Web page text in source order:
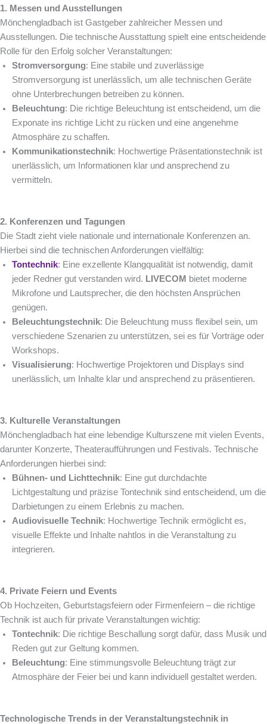
1. Messen und Ausstellungen
Mönchengladbach ist Gastgeber zahlreicher Messen und
Ausstellungen. Die technische Ausstattung spielt eine entscheidende
Rolle für den Erfolg solcher Veranstaltungen:
Stromversorgung: Eine stabile und zuverlässige
Stromversorgung ist unerlässlich, um alle technischen Geräte
ohne Unterbrechungen betreiben zu können.
Beleuchtung: Die richtige Beleuchtung ist entscheidend, um die
Exponate ins richtige Licht zu rücken und eine angenehme
Atmosphäre zu schaffen.
Kommunikationstechnik: Hochwertige Präsentationstechnik ist
unerlässlich, um Informationen klar und ansprechend zu
vermitteln.
2. Konferenzen und Tagungen
Die Stadt zieht viele nationale und internationale Konferenzen an.
Hierbei sind die technischen Anforderungen vielfältig:
Tontechnik: Eine exzellente Klangqualität ist notwendig, damit
jeder Redner gut verstanden wird. LIVECOM bietet moderne
Mikrofone und Lautsprecher, die den höchsten Ansprüchen
genügen.
Beleuchtungstechnik: Die Beleuchtung muss flexibel sein, um
verschiedene Szenarien zu unterstützen, sei es für Vorträge oder
Workshops.
Visualisierung: Hochwertige Projektoren und Displays sind
unerlässlich, um Inhalte klar und ansprechend zu präsentieren.
3. Kulturelle Veranstaltungen
Mönchengladbach hat eine lebendige Kulturszene mit vielen Events,
darunter Konzerte, Theateraufführungen und Festivals. Technische
Anforderungen hierbei sind:
Bühnen- und Lichttechnik: Eine gut durchdachte
Lichtgestaltung und präzise Tontechnik sind entscheidend, um die
Darbietungen zu einem Erlebnis zu machen.
Audiovisuelle Technik: Hochwertige Technik ermöglicht es,
visuelle Effekte und Inhalte nahtlos in die Veranstaltung zu
integrieren.
4. Private Feiern und Events
Ob Hochzeiten, Geburtstagsfeiern oder Firmenfeiern – die richtige
Technik ist auch für private Veranstaltungen wichtig:
Tontechnik: Die richtige Beschallung sorgt dafür, dass Musik und
Reden gut zur Geltung kommen.
Beleuchtung: Eine stimmungsvolle Beleuchtung trägt zur
Atmosphäre der Feier bei und kann individuell gestaltet werden.
Technologische Trends in der Veranstaltungstechnik in